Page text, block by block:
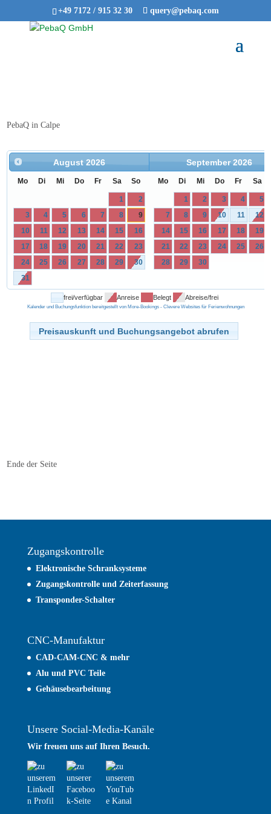
+49 7172 / 915 32 30 query@pebaq.com
PebaQ in Calpe
Ende der Seite
Zugangskontrolle
Elektronische Schranksysteme
Zugangskontrolle und Zeiterfassung
Transponder-Schalter
CNC-Manufaktur
CAD-CAM-CNC & mehr
Alu und PVC Teile
Gehäusebearbeitung
Unsere Social-Media-Kanäle
Wir freuen uns auf Ihren Besuch.